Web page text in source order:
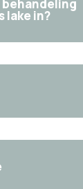
lake in?